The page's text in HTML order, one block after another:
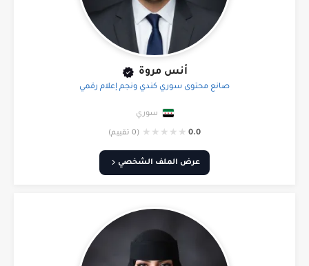
أنس مروة
صانع محتوى سوري كندي ونجم إعلام رقمي
سوري
0.0
★
★
★
★
★ (0 تقييم)
عرض الملف الشخصي